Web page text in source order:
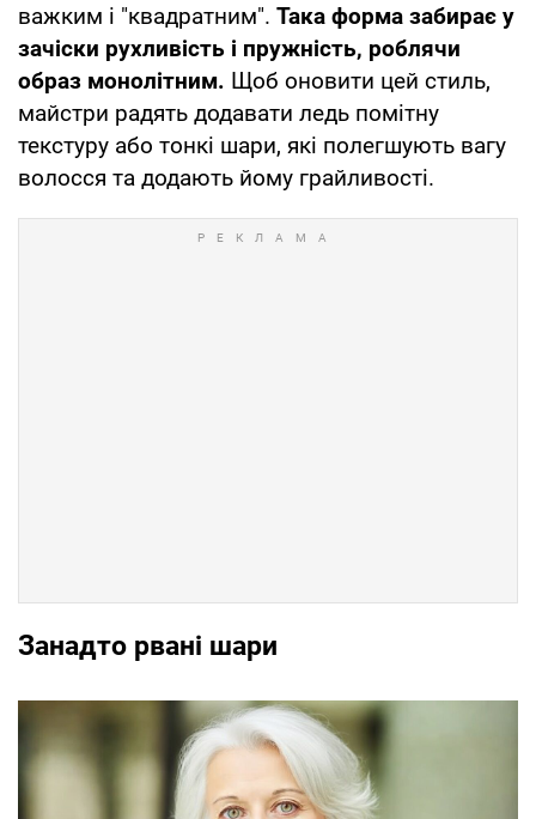
важким і "квадратним". Така форма забирає у
зачіски рухливість і пружність, роблячи
образ монолітним. Щоб оновити цей стиль,
майстри радять додавати ледь помітну
текстуру або тонкі шари, які полегшують вагу
волосся та додають йому грайливості.
Занадто рвані шари